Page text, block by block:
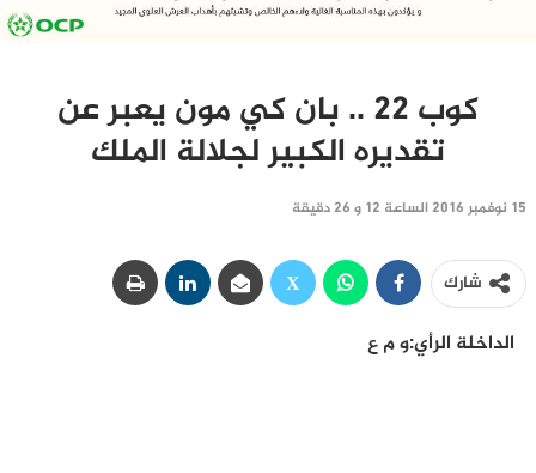
كوب 22 .. بان كي مون يعبر عن
تقديره الكبير لجلالة الملك
15 نوفمبر 2016 الساعة 12 و 26 دقيقة
شارك
الداخلة الرأي:و م ع